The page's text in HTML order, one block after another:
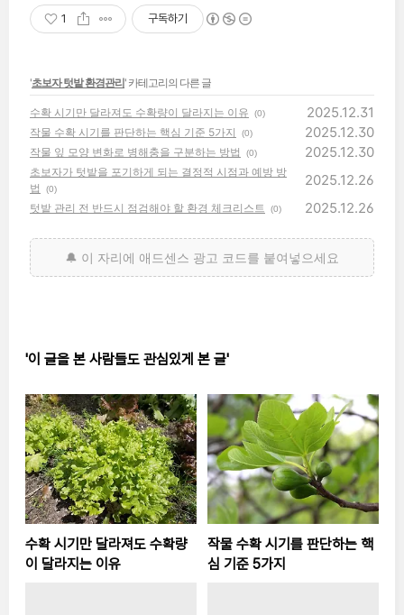
1 구독하기
'초보자 텃밭 환경관리' 카테고리의 다른 글
수확 시기만 달라져도 수확량이 달라지는 이유 (0) 2025.12.31
작물 수확 시기를 판단하는 핵심 기준 5가지 (0) 2025.12.30
작물 잎 모양 변화로 병해충을 구분하는 방법 (0) 2025.12.30
초보자가 텃밭을 포기하게 되는 결정적 시점과 예방 방
법
(0)
2025.12.26
텃밭 관리 전 반드시 점검해야 할 환경 체크리스트 (0) 2025.12.26
'이 글을 본 사람들도 관심있게 본 글'
수확 시기만 달라져도 수확량
이 달라지는 이유
작물 수확 시기를 판단하는 핵
심 기준 5가지